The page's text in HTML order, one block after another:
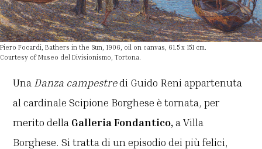
Piero Focardi, Bathers in the Sun, 1906, oil on canvas, 61.5 x 151 cm.
Courtesy of Museo del Divisionismo, Tortona.
Una Danza campestredi Guido Reni appartenuta
al cardinale Scipione Borghese è tornata, per
merito della Galleria Fondantico,a Villa
Borghese. Si tratta di un episodio dei più felici,